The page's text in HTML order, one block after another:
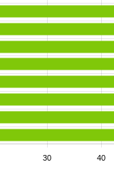
30 40